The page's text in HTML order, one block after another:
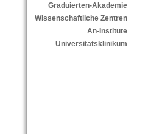
Graduierten-Akademie
Wissenschaftliche Zentren
An-Institute
Universitätsklinikum